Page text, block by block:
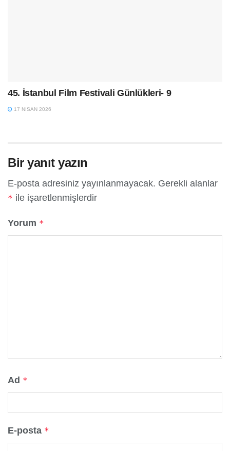
45. İstanbul Film Festivali Günlükleri- 9
17 NISAN 2026
Bir yanıt yazın
E-posta adresiniz yayınlanmayacak. Gerekli alanlar
* ile işaretlenmişlerdir
Yorum *
Ad *
E-posta *